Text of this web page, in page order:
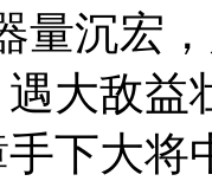
量沉宏
大敌益
下大将